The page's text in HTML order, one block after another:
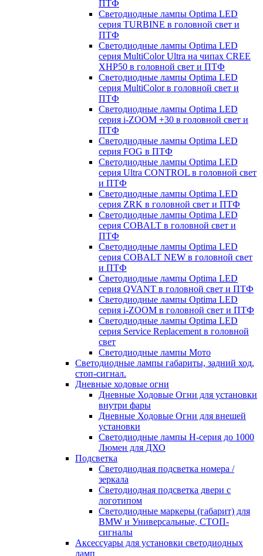
ПТФ
Светодиодные лампы Optima LED
серия TURBINE в головной свет и
ПТФ
Светодиодные лампы Optima LED
серия MultiColor Ultra на чипах CREE
XHP50 в головной свет и ПТФ
Светодиодные лампы Optima LED
серия MultiColor в головной свет и
ПТФ
Светодиодные лампы Optima LED
серия i-ZOOM +30 в головной свет и
ПТФ
Светодиодные лампы Optima LED
серия FOG в ПТФ
Светодиодные лампы Optima LED
серия Ultra CONTROL в головной свет
и ПТФ
Светодиодные лампы Optima LED
серия ZRK в головной свет и ПТФ
Светодиодные лампы Optima LED
серия COBALT в головной свет и
ПТФ
Светодиодные лампы Optima LED
серия COBALT NEW в головной свет
и ПТФ
Светодиодные лампы Optima LED
серия QVANT в головной свет и ПТФ
Светодиодные лампы Optima LED
серия i-ZOOM в головной свет и ПТФ
Светодиодные лампы Optima LED
серия Service Replacement в головной
свет
Светодиодные лампы Мото
Светодиодные лампы габариты, задний ход,
стоп-сигнал.
Дневные ходовые огни
Дневные Ходовые Огни для установки
внутри фары
Дневные Ходовые Огни для внешей
установки
Светодиодные лампы H-серия до 1000
Люмен для ДХО
Подсветка
Светодиодная подсветка номера /
зеркала
Светодиодная подсветка двери с
логотипом
Светодиодные маркеры (габарит) для
BMW и Универсальные, СТОП-
сигналы
Аксессуары для установки светодиодных
ламп